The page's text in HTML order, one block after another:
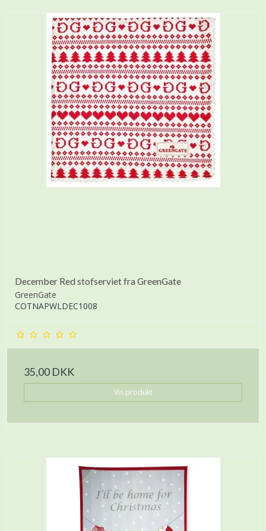
December Red stofserviet fra GreenGate
GreenGate
COTNAPWLDEC1008
35,00 DKK
Vis produkt